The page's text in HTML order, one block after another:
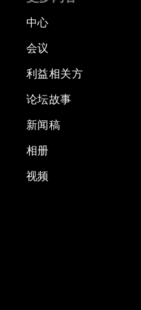
中心
会议
利益相关方
论坛故事
新闻稿
相册
视频